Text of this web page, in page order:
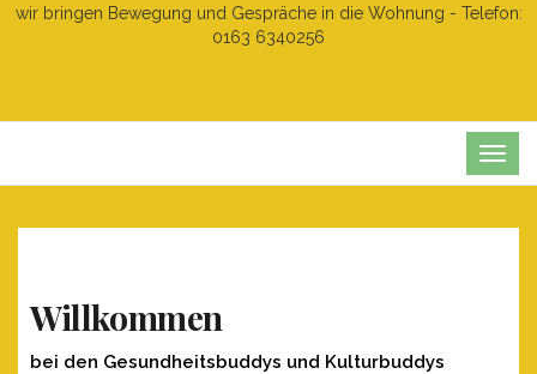
wir bringen Bewegung und Gespräche in die Wohnung - Telefon:
0163 6340256
Willkommen
bei den Gesundheitsbuddys und Kulturbuddys